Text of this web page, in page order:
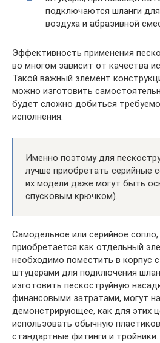
подключаются шланги
воздуха и абразивной
Эффективность применения
во многом зависит от качества
Такой важный элемент
можно изготовить
будет сложно добиться
исполнения.
Именно поэтому для
лучше приобретать серийные
их модели даже могут быть
спусковым крючком).
Самодельное или серийное
приобретается как отдельный
необходимо поместить в корпус
штуцерами для подключения
изготовить пескоструйную
финансовыми затратами, могут
демонстрирующее, как для этих
использовать обычную
стандартные фитинги и тройники.